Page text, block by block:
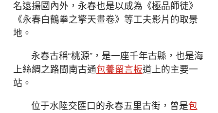
名遠揚國內外，永春也是以成為《極品師徒》
《永春白鶴拳之擎天畫卷》等工夫影片的取景
地。
永春古稱“桃源”，是一座千年古縣，也是海
上絲綢之路閩南古通包養留言板道上的主要一
站。
位于水陸交匯口的永春五里古街，曾是包